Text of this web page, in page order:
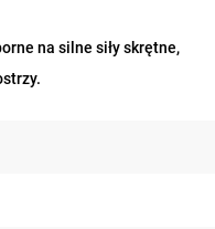
na silne siły skrętne,